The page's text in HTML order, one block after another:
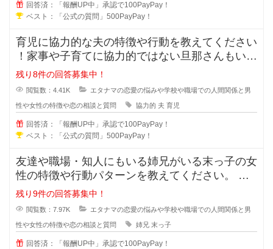
回答済：「報酬UP中」承認で100PayPay！
ベスト：「公式の質問」500PayPay！
育児に協力的な夫の特徴や行動を教えてください
！家事や子育てに協力的ではない旦那さんもいま
すが、積極的に協力してくれる夫の
残り8件の回答募集中！
閲覧数：4.41K エタナマの恋愛の悩みや学校や職場での人間関係と男
性や女性の特徴や恋の相談と質問 協力的 夫 育児
回答済：「報酬UP中」承認で100PayPay！
ベスト：「公式の質問」500PayPay！
友達や職場・知人にもいる姉兄がいる末っ子の女
性の特徴や行動パターンを教えてください。 姉
兄がいる事により甘え上手や
残り9件の回答募集中！
閲覧数：7.97K エタナマの恋愛の悩みや学校や職場での人間関係と男
性や女性の特徴や恋の相談と質問 姉兄 末っ子
回答済：「報酬UP中」承認で100PayPay！